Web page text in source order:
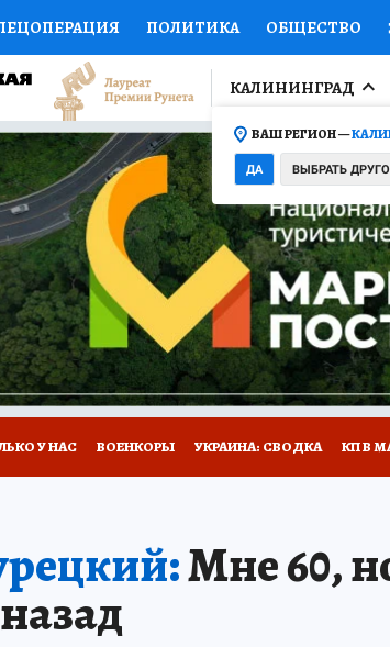
ПОЛИТИКА ОБЩЕСТВО
СПОРТ КОЛУМНИСТЫ
ДОКТОР ФИНАНСЫ ОТКРЫВАЕМ МИР
НА СПОРТ ПРОМОКОДЫ
ТЕЛЕВИЗОР КОЛЛЕКЦИИ
ТЕСТЫ НОВОЕ НА САЙТЕ
КАЛИНИНГРАД
ВАШ РЕГИОН —
ДА ВЫБРАТЬ
У НАС ВОЕНКОРЫ УКРАИНА: СВОДКА КП В
Мне 60,